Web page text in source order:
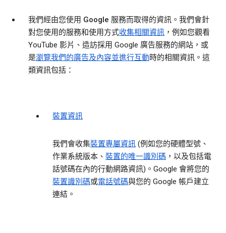
我們經由您使用 Google 服務而取得的資訊。 我們會針
對您使用的服務和使用方式收集相關資訊 ，例如您觀看
YouTube 影片、造訪採用 Google 廣告服務的網站，或
是瀏覽我們的廣告及內容並進行互動時的相關資訊。這
類資訊包括：
裝置資訊
我們會收集裝置專屬資訊 (例如您的硬體型號、
作業系統版本、 裝置的唯一識別碼 ，以及包括電
話號碼在內的行動網路資訊)。Google 會將您的
裝置識別碼或電話號碼與您的 Google 帳戶建立
連結。